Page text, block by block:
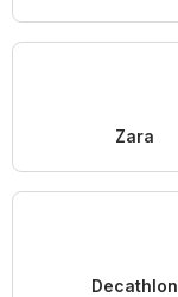
Zara
Decathlon